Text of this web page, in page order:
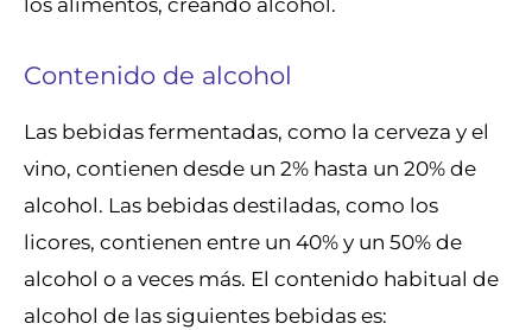
Contenido de alcohol
Las bebidas fermentadas, como la cerveza y el
vino, contienen desde un 2% hasta un 20% de
alcohol. Las bebidas destiladas, como los
licores, contienen entre un 40% y un 50% de
alcohol o a veces más. El contenido habitual de
alcohol de las siguientes bebidas es: